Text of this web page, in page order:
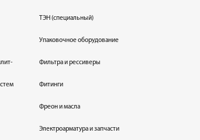
ТЭН (специальный)
Упаковочное оборудование
Фильтра и рессиверы
Фитинги
Фреон и масла
Электроарматура и запчасти